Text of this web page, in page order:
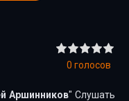
0 голосов
Аршинников" Слушать